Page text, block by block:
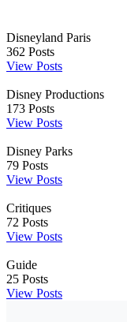
Disneyland Paris
362 Posts
View Posts
Disney Productions
173 Posts
View Posts
Disney Parks
79 Posts
View Posts
Critiques
72 Posts
View Posts
Guide
25 Posts
View Posts